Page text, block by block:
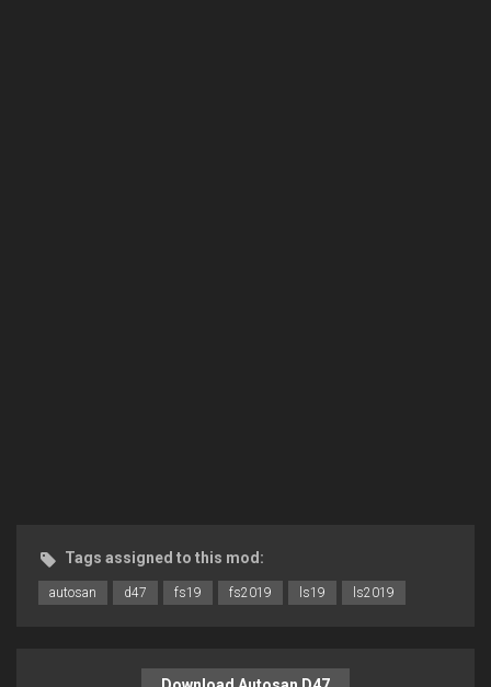
Tags assigned to this mod:
autosan d47 fs19 fs2019 ls19 ls2019